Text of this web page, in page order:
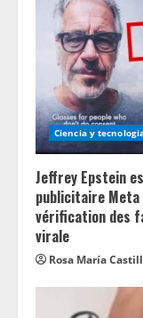
Ciencia y
Jeffrey Epstein
publicitaire Meta
vérification des
virale
Rosa María